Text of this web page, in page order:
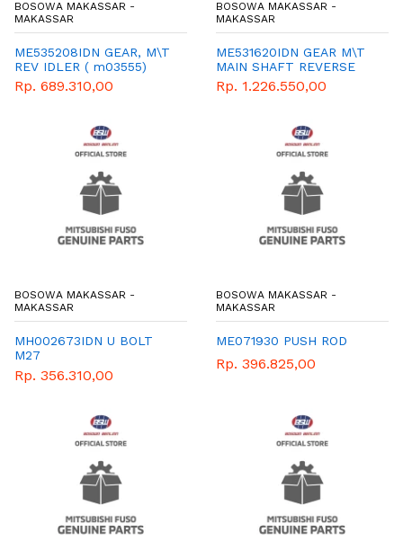
BOSOWA MAKASSAR -
MAKASSAR
ME535208IDN GEAR, M\T
REV IDLER ( m03555)
Rp. 689.310,00
BOSOWA MAKASSAR -
MAKASSAR
ME531620IDN GEAR M\T
MAIN SHAFT REVERSE
Rp. 1.226.550,00
BOSOWA MAKASSAR -
MAKASSAR
MH002673IDN U BOLT
M27
Rp. 356.310,00
BOSOWA MAKASSAR -
MAKASSAR
ME071930 PUSH ROD
Rp. 396.825,00